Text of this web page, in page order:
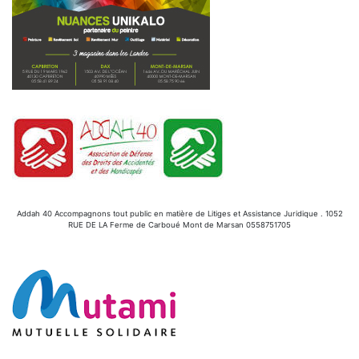
Addah 40 Accompagnons tout public en matière de Litiges et Assistance Juridique . 1052
RUE DE LA Ferme de Carboué Mont de Marsan 0558751705